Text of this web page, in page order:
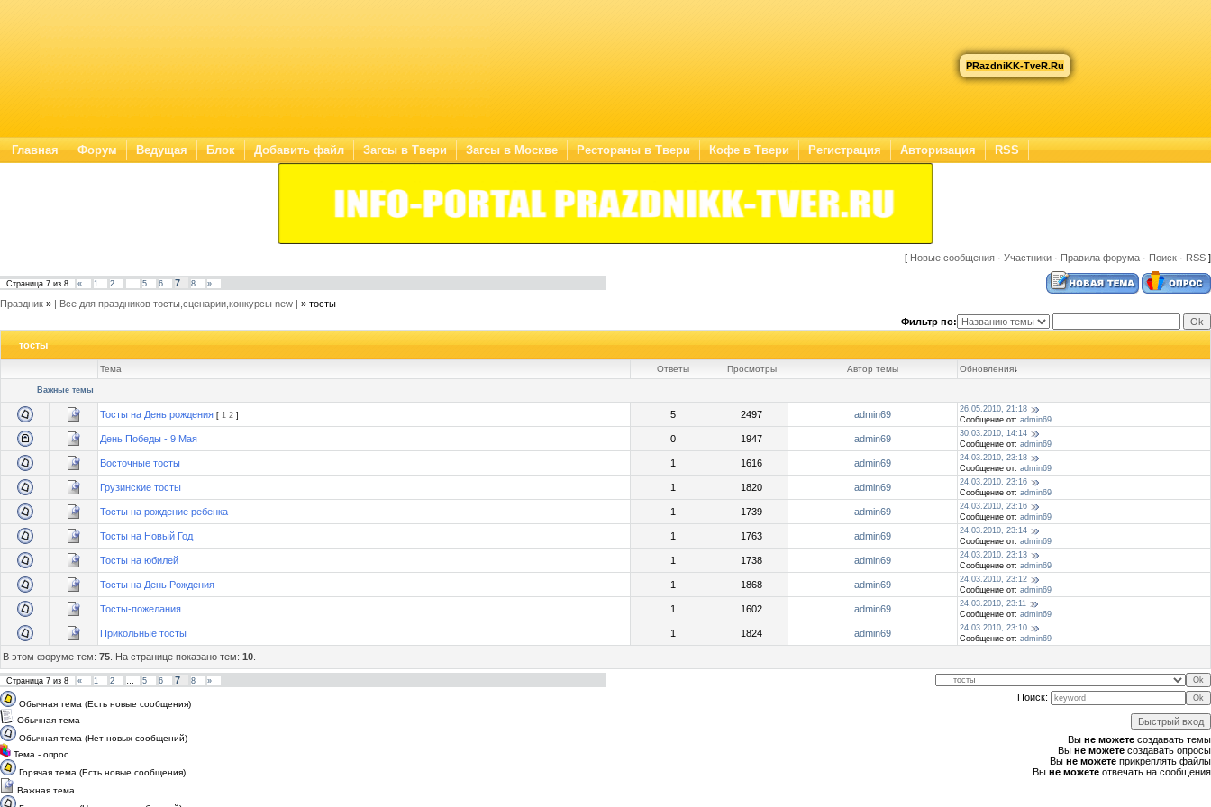
PRazdniKK-TveR.Ru
Главная Форум Ведущая Блок Добавить файл Загсы в Твери Загсы в Москве Рестораны в Твери Кофе в Твери Регистрация Авторизация RSS
[ Новые сообщения · Участники · Правила форума · Поиск · RSS ]
Страница 7 из 8 « 1 2 … 5 6 7 8 »
Праздник » | Все для праздников тосты,сценарии,конкурсы new | » тосты
Фильтр по:
тосты
Тема Ответы Просмотры Автор темы Обновления↓
Важные темы
Тосты на День рождения [ 1 2 ] 5 2497 admin69
26.05.2010, 21:18
Сообщение от: admin69
День Победы - 9 Мая 0 1947 admin69
30.03.2010, 14:14
Сообщение от: admin69
Восточные тосты 1 1616 admin69
24.03.2010, 23:18
Сообщение от: admin69
Грузинские тосты 1 1820 admin69
24.03.2010, 23:16
Сообщение от: admin69
Тосты на рождение ребенка 1 1739 admin69
24.03.2010, 23:16
Сообщение от: admin69
Тосты на Новый Год 1 1763 admin69
24.03.2010, 23:14
Сообщение от: admin69
Тосты на юбилей 1 1738 admin69
24.03.2010, 23:13
Сообщение от: admin69
Тосты на День Рождения 1 1868 admin69
24.03.2010, 23:12
Сообщение от: admin69
Тосты-пожелания 1 1602 admin69
24.03.2010, 23:11
Сообщение от: admin69
Прикольные тосты 1 1824 admin69
24.03.2010, 23:10
Сообщение от: admin69
В этом форуме тем: 75 . На странице показано тем: 10
Страница 7 из 8 « 1 2 … 5 6 7 8 »
Обычная тема (Есть новые сообщения)
Обычная тема
Обычная тема (Нет новых сообщений)
Тема - опрос
Горячая тема (Есть новые сообщения)
Важная тема
Поиск:
Вы не можете создавать темы
Вы не можете создавать опросы
Вы не можете прикреплять файлы
Вы не можете отвечать на сообщения